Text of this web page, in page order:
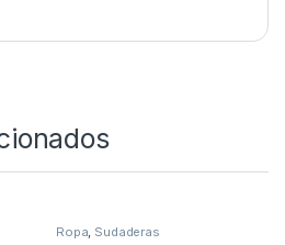
Categorías: